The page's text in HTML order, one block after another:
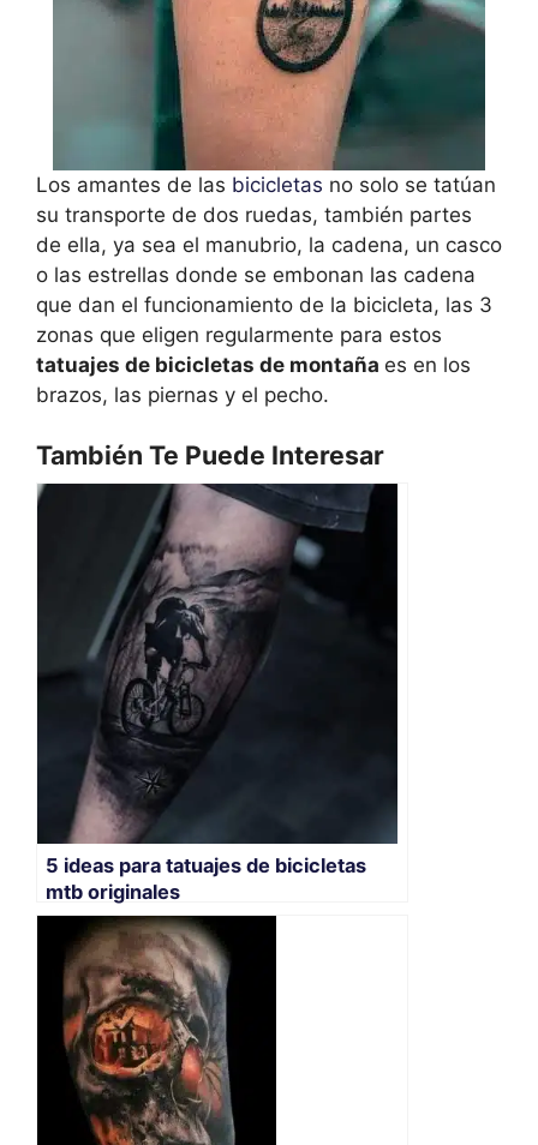
Los amantes de las bicicletas no solo se tatúan
su transporte de dos ruedas, también partes
de ella, ya sea el manubrio, la cadena, un casco
o las estrellas donde se embonan las cadena
que dan el funcionamiento de la bicicleta, las 3
zonas que eligen regularmente para estos
tatuajes de bicicletas de montaña es en los
brazos, las piernas y el pecho.
También Te Puede Interesar
5 ideas para tatuajes de bicicletas
mtb originales